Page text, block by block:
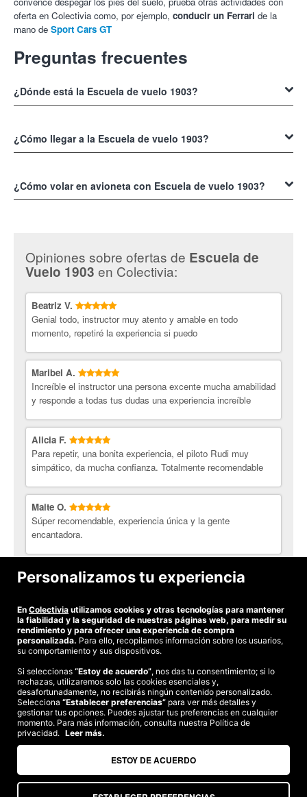
oferta en Colectivia como, por ejemplo, conducir un Ferrari de la
mano de Sport Cars GT
Preguntas frecuentes
¿Dónde está la Escuela de vuelo 1903?
Salada, 31500, Tudela.
¿Cómo llegar a la Escuela de vuelo 1903?
Aeródromo Agua Salada, en Tudela.
¿Cómo volar en avioneta con Escuela de vuelo 1903?
Opiniones sobre ofertas de Escuela de
Vuelo 1903 en Colectivia:
Beatriz V.
Genial todo, instructor muy atento y amable en todo
momento, repetiré la experiencia si puedo
Maribel A.
Increíble el instructor una persona excente mucha amabilidad
y responde a todas tus dudas una experiencia increíble
Alicia F.
Para repetir, una bonita experiencia, el piloto Rudi muy
simpático, da mucha confianza. Totalmente recomendable
Maite O.
Súper recomendable, experiencia única y la gente
encantadora.
Paola G.
Ver todas las opiniones
©2026 Colectivia
Términos y condiciones|Política de privacidad|Política de cookies
Estudio turismo de verano 2020
Personalizamos tu experiencia
En Colectivia utilizamos cookies y otras tecnologías para mantener
la fiabilidad y la seguridad de nuestras páginas web, para medir su
rendimiento y para ofrecer una experiencia de compra
personalizada. Para ello, recopilamos información sobre los usuarios,
su comportamiento y sus dispositivos.
Si seleccionas “Estoy de acuerdo”, nos das tu consentimiento; si lo
rechazas, utilizaremos solo las cookies esenciales y,
desafortunadamente, no recibirás ningún contenido personalizado.
Selecciona “Establecer preferencias” para ver más detalles y
gestionar tus opciones. Puedes ajustar tus preferencias en cualquier
momento. Para más información, consulta nuestra Política de
privacidad. Leer más.
ESTOY DE ACUERDO